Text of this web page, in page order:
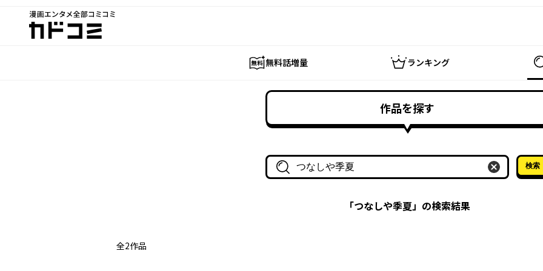
漫画エンタメ全部コミコミ
カドコミ
無料話増量 ランキング
作品を探す
作品名・作家名で探す
検索
「つなしや季夏」の検索結果
全2作品